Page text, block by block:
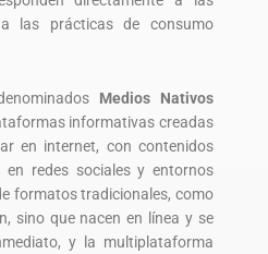
las prácticas de consumo
Medios Nativos
informativas creadas
en internet, con contenidos
en redes sociales y entornos
formatos tradicionales, como
sino que nacen en línea y se
y la multiplataforma